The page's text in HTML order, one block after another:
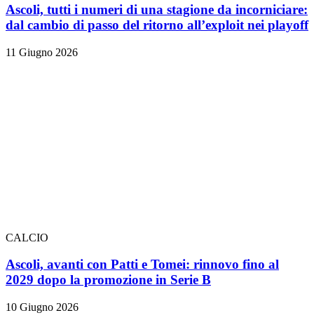
Ascoli, tutti i numeri di una stagione da incorniciare:
dal cambio di passo del ritorno all’exploit nei playoff
11 Giugno 2026
CALCIO
Ascoli, avanti con Patti e Tomei: rinnovo fino al
2029 dopo la promozione in Serie B
10 Giugno 2026